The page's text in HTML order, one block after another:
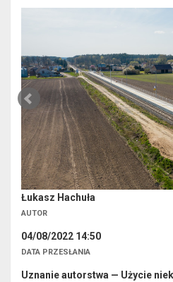
Łukasz Hachuła
AUTOR
04/08/2022 14:50
DATA PRZESŁANIA
Uznanie autorstwa — Użycie